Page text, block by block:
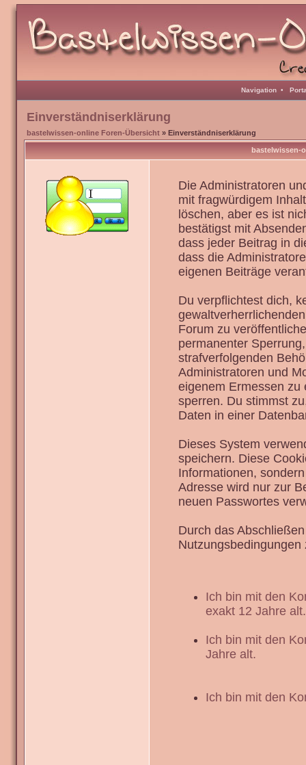
Navigation •
Einverständniserklärung
bastelwissen-online Foren-Übersicht » Einverständniserklärung
bastelwissen-
Die Administratoren
mit fragwürdigem
löschen, aber es ist
bestätigst mit
dass jeder Beitrag in
dass die
eigenen Beiträge
Du verpflichtest dich,
Forum zu
permanenter
strafverfolgenden
Administratoren und
eigenem Ermessen zu
sperren. Du stimmst
Daten in einer
Dieses System
speichern. Diese
Informationen,
Adresse wird nur zur
neuen Passwortes
Durch das
Nutzungsbedingungen
Ich bin mit den
exakt 12 Jahre alt.
Ich bin mit den
Jahre alt.
Ich bin mit den